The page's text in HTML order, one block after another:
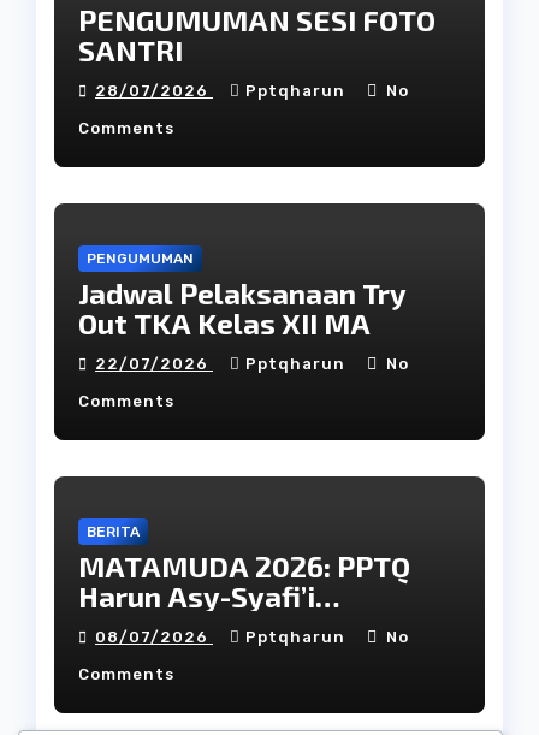
PENGUMUMAN SESI FOTO
SANTRI
28/07/2026 Pptqharun No
Comments
PENGUMUMAN
Jadwal Pelaksanaan Try
Out TKA Kelas XII MA
22/07/2026 Pptqharun No
Comments
BERITA
MATAMUDA 2026: PPTQ
Harun Asy-Syafi’i
Yogyakarta Siap Sambut
Murid Baru dengan
Pendidikan yang Humanis
dan Berkarakter
08/07/2026 Pptqharun No
Comments